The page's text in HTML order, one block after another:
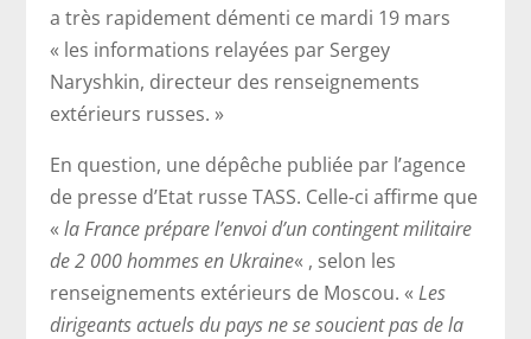
a très rapidement démenti ce mardi 19 mars
« les informations relayées par Sergey
Naryshkin, directeur des renseignements
extérieurs russes. »
En question, une dépêche publiée par l’agence
de presse d’Etat russe TASS. Celle-ci affirme que
«la France prépare l’envoi d’un contingent militaire
de 2 000 hommes en Ukraine« , selon les
renseignements extérieurs de Moscou. «Les
dirigeants actuels du pays ne se soucient pas de la